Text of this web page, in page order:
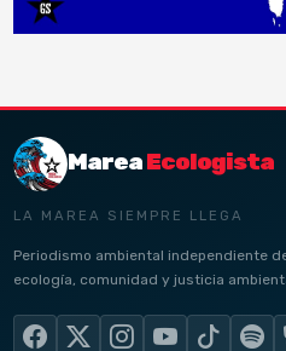
MareaEcologista
LA MAREA SIEMPRE LLEGA
Periodismo ambiental independiente
ecología, comunidad y justicia